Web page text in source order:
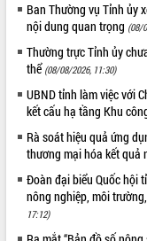
Lễ truy tặng danh hiệu “Bà
Nam Anh hùng” và trao
Lao động
UBND tỉnh Đắk Lắk triển khai
vụ 6 tháng cuối năm 2026
Kỳ họp thứ Hai, Hội đồng
quan trọng
Bí thư Tỉnh ủy Lương Nguyễn
Triết thăm, tặng quà người
cách mạng
Rà soát, hoàn thiện hệ thống
ALBUM ẢNH
LIÊN KẾT WEB
Ban Thường vụ Tỉnh ủy
nội dung quan trọng (08/
Thường trực Tỉnh ủy
thể (08/08/2026, 11:30)
UBND tỉnh làm việc với
kết cấu hạ tầng Khu
Rà soát hiệu quả ứng
thương mại hóa kết quả
Đoàn đại biểu Quốc hội
nông nghiệp, môi
17:12)